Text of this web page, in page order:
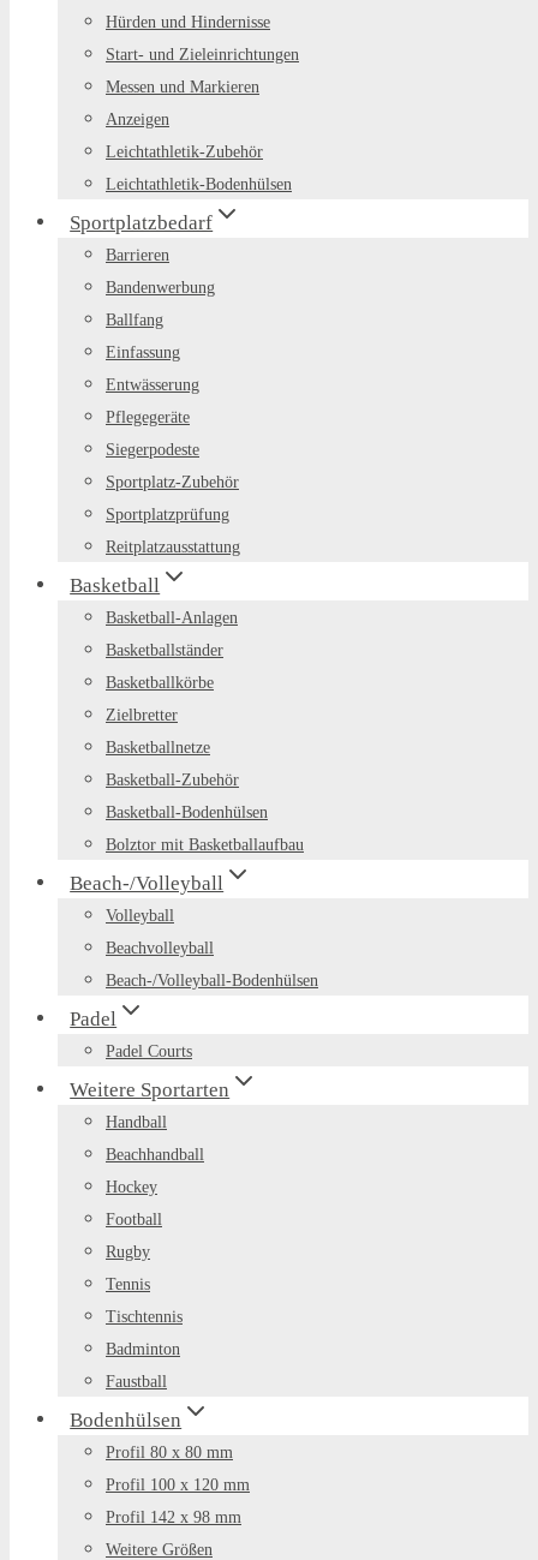
Hürden und Hindernisse
Start- und Zieleinrichtungen
Messen und Markieren
Anzeigen
Leichtathletik-Zubehör
Leichtathletik-Bodenhülsen
Sportplatzbedarf
Barrieren
Bandenwerbung
Ballfang
Einfassung
Entwässerung
Pflegegeräte
Siegerpodeste
Sportplatz-Zubehör
Sportplatzprüfung
Reitplatzausstattung
Basketball
Basketball-Anlagen
Basketballständer
Basketballkörbe
Zielbretter
Basketballnetze
Basketball-Zubehör
Basketball-Bodenhülsen
Bolztor mit Basketballaufbau
Beach-/Volleyball
Volleyball
Beachvolleyball
Beach-/Volleyball-Bodenhülsen
Padel
Padel Courts
Weitere Sportarten
Handball
Beachhandball
Hockey
Football
Rugby
Tennis
Tischtennis
Badminton
Faustball
Bodenhülsen
Profil 80 x 80 mm
Profil 100 x 120 mm
Profil 142 x 98 mm
Weitere Größen